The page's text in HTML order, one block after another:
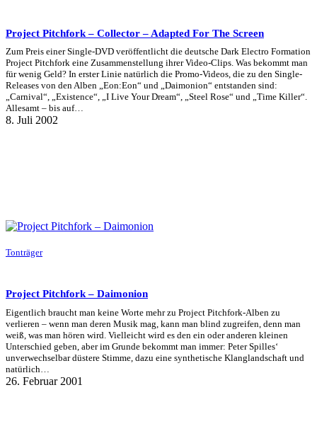
Project Pitchfork – Collector – Adapted For The Screen
Zum Preis einer Single-DVD veröffentlicht die deutsche Dark Electro Formation
Project Pitchfork eine Zusammenstellung ihrer Video-Clips. Was bekommt man
für wenig Geld? In erster Linie natürlich die Promo-Videos, die zu den Single-
Releases von den Alben „Eon:Eon“ und „Daimonion“ entstanden sind:
„Carnival“, „Existence“, „I Live Your Dream“, „Steel Rose“ und „Time Killer“.
Allesamt – bis auf…
8. Juli 2002
Tonträger
Project Pitchfork – Daimonion
Eigentlich braucht man keine Worte mehr zu Project Pitchfork-Alben zu
verlieren – wenn man deren Musik mag, kann man blind zugreifen, denn man
weiß, was man hören wird. Vielleicht wird es den ein oder anderen kleinen
Unterschied geben, aber im Grunde bekommt man immer: Peter Spilles‘
unverwechselbar düstere Stimme, dazu eine synthetische Klanglandschaft und
natürlich…
26. Februar 2001